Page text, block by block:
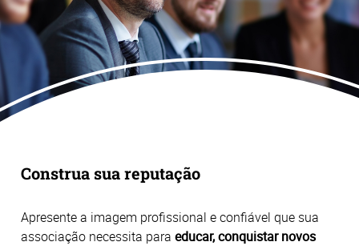
Construa sua reputação
Apresente a imagem profissional e confiável que sua
associação necessita para educar, conquistar novos